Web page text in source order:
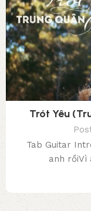
Trót Yêu
Tab Guitar
anh rồiVì